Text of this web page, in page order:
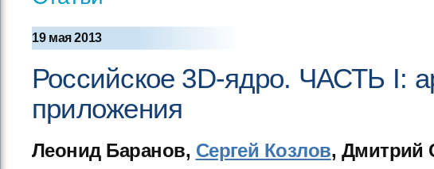
19 мая 2013
Российское 3D-ядро. ЧАСТЬ I:
приложения
Леонид Баранов, Сергей Козлов, Дмитрий